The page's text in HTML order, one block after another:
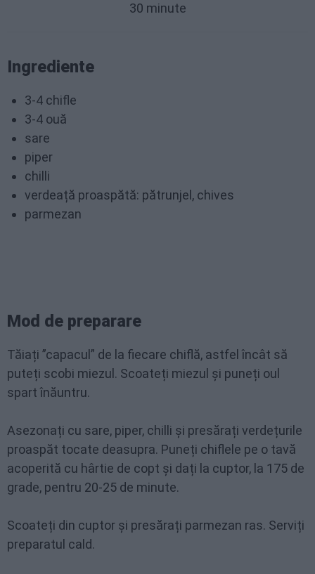
30 minute
Ingrediente
3-4 chifle
3-4 ouă
sare
piper
chilli
verdeață proaspătă: pătrunjel, chives
parmezan
Mod de preparare
Tăiați ”capacul” de la fiecare chiflă, astfel încât să
puteți scobi miezul. Scoateți miezul și puneți oul
spart înăuntru.
Asezonați cu sare, piper, chilli și presărați verdețurile
proaspăt tocate deasupra. Puneți chiflele pe o tavă
acoperită cu hârtie de copt și dați la cuptor, la 175 de
grade, pentru 20-25 de minute.
Scoateți din cuptor și presărați parmezan ras. Serviți
preparatul cald.